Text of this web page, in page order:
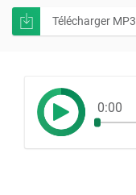
Télécharger MP3
0:00